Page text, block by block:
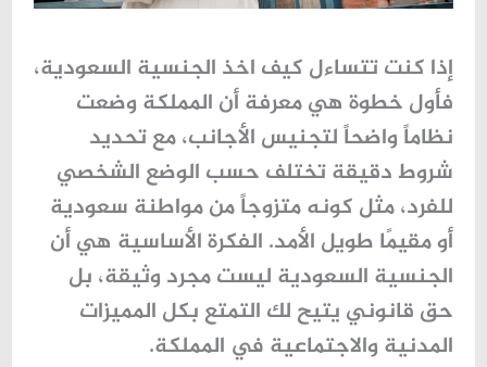
إذا كنت تتساءل كيف اخذ الجنسية السعودية،
فأول خطوة هي معرفة أن المملكة وضعت
نظاماً واضحاً لتجنيس الأجانب، مع تحديد
شروط دقيقة تختلف حسب الوضع الشخصي
للفرد، مثل كونه متزوجاً من مواطنة سعودية
أو مقيمًا طويل الأمد. الفكرة الأساسية هي أن
الجنسية السعودية ليست مجرد وثيقة، بل
حق قانوني يتيح لك التمتع بكل المميزات
المدنية والاجتماعية في المملكة.